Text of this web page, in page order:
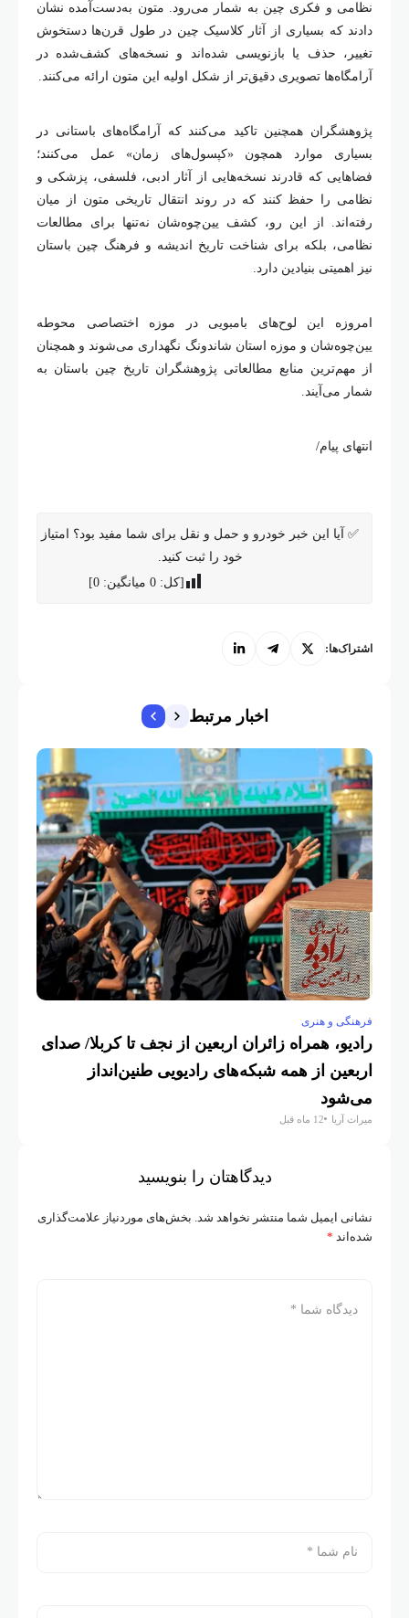
نظامی و فکری چین به شمار می‌رود. متون به‌دست‌آمده نشان
دادند که بسیاری از آثار کلاسیک چین در طول قرن‌ها دستخوش
تغییر، حذف یا بازنویسی شده‌اند و نسخه‌های کشف‌شده در
آرامگاه‌ها تصویری دقیق‌تر از شکل اولیه این متون ارائه می‌کنند.
پژوهشگران همچنین تاکید می‌کنند که آرامگاه‌های باستانی در
بسیاری موارد همچون «کپسول‌های زمان» عمل می‌کنند؛
فضاهایی که قادرند نسخه‌هایی از آثار ادبی، فلسفی، پزشکی و
نظامی را حفظ کنند که در روند انتقال تاریخی متون از میان
رفته‌اند. از این رو، کشف یین‌چوه‌شان نه‌تنها برای مطالعات
نظامی، بلکه برای شناخت تاریخ اندیشه و فرهنگ چین باستان
نیز اهمیتی بنیادین دارد.
امروزه این لوح‌های بامبویی در موزه اختصاصی محوطه
یین‌چوه‌شان و موزه استان شاندونگ نگهداری می‌شوند و همچنان
از مهم‌ترین منابع مطالعاتی پژوهشگران تاریخ چین باستان به
شمار می‌آیند.
انتهای پیام/
✅ آیا این خبر خودرو و حمل و نقل برای شما مفید بود؟ امتیاز
خود را ثبت کنید.
[کل:0 میانگین:0
]
اشتراک‌ها:
اخبار مرتبط
فرهنگی و هنری
رادیو، همراه زائران اربعین از نجف تا کربلا/ صدای
اربعین از همه شبکه‌های رادیویی طنین‌انداز
می‌شود
میراث آریا 12 ماه قبل
دیدگاهتان را بنویسید
نشانی ایمیل شما منتشر نخواهد شد.
بخش‌های موردنیاز علامت‌گذاری
شده‌اند *